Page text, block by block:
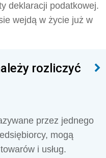
deklaracji podatkowej.
wejdą w życie już w
rozliczyć
przez jednego
mogą
i usług.